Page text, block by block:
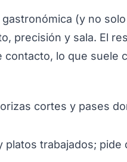
(y no
precisión y sala. El
lo que suele
cortes y pases
platos trabajados; pide